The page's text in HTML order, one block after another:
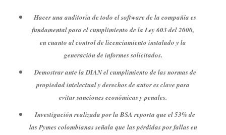
Hacer una auditoría de todo el software de la compañía es
fundamental para el cumplimiento de la Ley 603 del 2000,
en cuanto al control de licenciamiento instalado y la
generación de informes solicitados.
Demostrar ante la DIAN el cumplimiento de las normas de
propiedad intelectual y derechos de autor es clave para
evitar sanciones económicas y penales.
Investigación realizada por la BSA reporta que el 53% de
las Pymes colombianas señala que las pérdidas por fallas en